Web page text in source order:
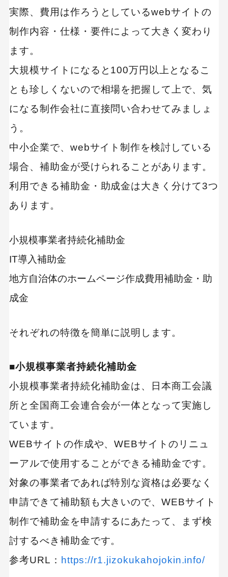
MEO
Shopify SNS広告
TikTok
TikTok運用代行Tips
アクセス解析
インフルエンサーマーケTips
コーポレートサイト
サイト改善
ディスプレイ広告
メルマガ
リスティング広告
リンクビルディング
採用サイト
調査レポート
実際、費用は作ろうとしているwebサイトの
制作内容・仕様・要件によって大きく変わり
ます。
大規模サイトになると100万円以上となるこ
とも珍しくないので相場を把握して上で、気
になる制作会社に直接問い合わせてみましょ
う。
中小企業で、webサイト制作を検討している
場合、補助金が受けられることがあります。
利用できる補助金・助成金は大きく分けて3つ
あります。
小規模事業者持続化補助金
IT導入補助金
地方自治体のホームページ作成費用補助金・助
成金
それぞれの特徴を簡単に説明します。
■小規模事業者持続化補助金
小規模事業者持続化補助金は、日本商工会議
所と全国商工会連合会が一体となって実施し
ています。
WEBサイトの作成や、WEBサイトのリニュ
ーアルで使用することができる補助金です。
対象の事業者であれば特別な資格は必要なく
申請できて補助額も大きいので、WEBサイト
制作で補助金を申請するにあたって、まず検
討するべき補助金です。
参考URL： https://r1.jizokukahojokin.info/